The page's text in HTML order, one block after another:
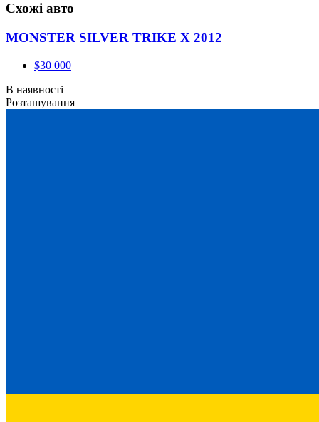
Схожі авто
MONSTER SILVER TRIKE X 2012
$30 000
В наявності
Розташування